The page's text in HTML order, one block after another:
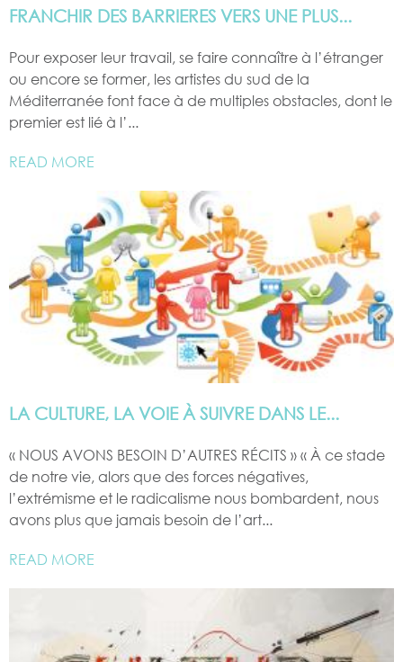
FRANCHIR DES BARRIERES VERS UNE PLUS...
Pour exposer leur travail, se faire connaître à l’étranger
ou encore se former, les artistes du sud de la
Méditerranée font face à de multiples obstacles, dont le
premier est lié à l’...
READ MORE
LA CULTURE, LA VOIE À SUIVRE DANS LE...
« NOUS AVONS BESOIN D’AUTRES RÉCITS » « À ce stade
de notre vie, alors que des forces négatives,
l’extrémisme et le radicalisme nous bombardent, nous
avons plus que jamais besoin de l’art...
READ MORE